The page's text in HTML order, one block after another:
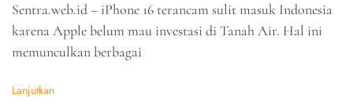
Sentra.web.id – iPhone 16 terancam sulit masuk Indonesia
karena Apple belum mau investasi di Tanah Air. Hal ini
memunculkan berbagai
Lanjutkan